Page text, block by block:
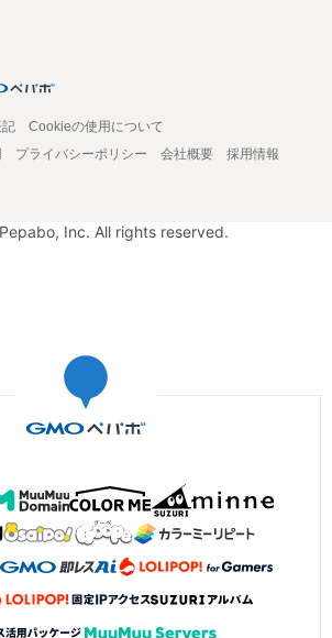
Cookieの使用について
プライバシーポリシー 会社概要
採用情報
Inc. All rights reserved.